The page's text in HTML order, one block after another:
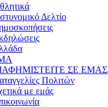
Δελτίο
ΣΕ ΕΜΑΣ
Πολιτών
με εμάς